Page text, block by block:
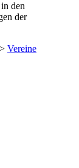
den
der
Vereine